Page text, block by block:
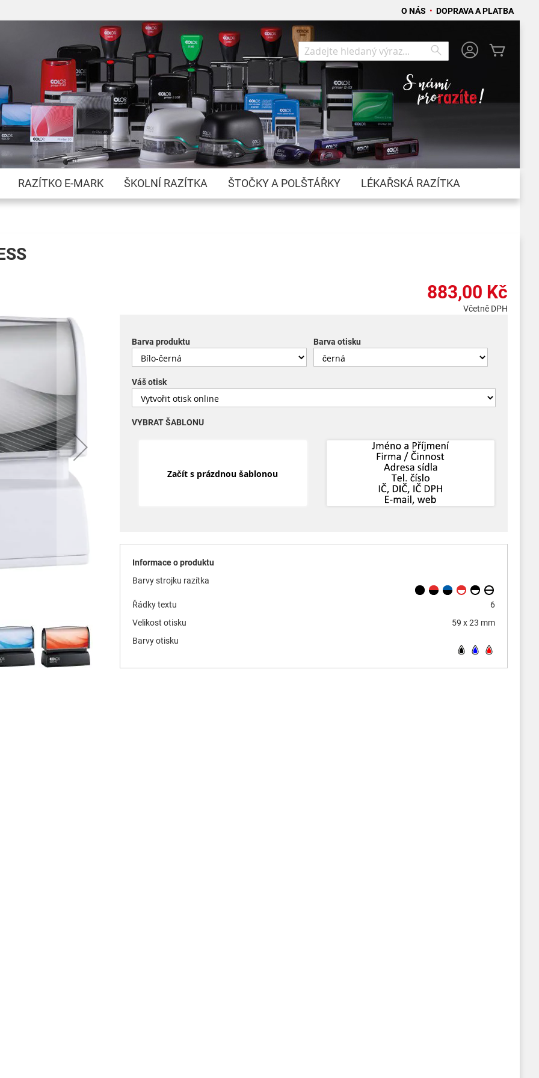
O NÁS • DOPRAVA A PLATBA
Přejít
na
obsah
Search
Search
RAZÍTKO E-MARK ŠKOLNÍ RAZÍTKA ŠTOČKY A POLŠTÁŘKY LÉKAŘSKÁ RAZÍTKA
883,00 Kč
Včetně DPH
Barva produktu Barva otisku
Váš otisk
VYBRAT ŠABLONU
Začít s prázdnou šablonou
Informace o produktu
Barvy strojku razítka
Řádky textu
6
Velikost otisku
59 x 23 mm
Barvy otisku